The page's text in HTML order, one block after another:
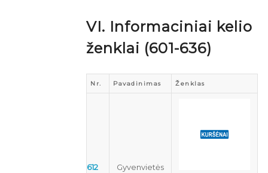
VI. Informaciniai kelio
ženklai (601-636)
Nr. Pavadinimas Ženklas
612
Gyvenvietės